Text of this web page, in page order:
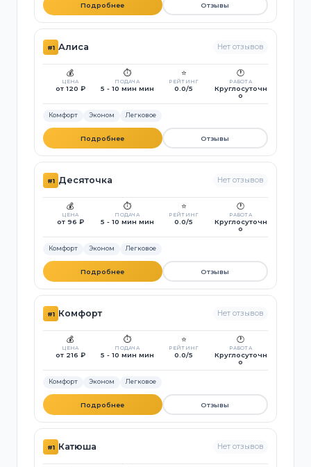
Подробнее Отзывы
#1 Алиса Нет отзывов
💰
ЦЕНА
от 120 ₽
⏱️
ПОДАЧА
5 - 10 мин мин
⭐
РЕЙТИНГ
0.0/5
🕐
РАБОТА
Круглосуточн
о
Комфорт Эконом Легковое
Подробнее Отзывы
#1 Десяточка Нет отзывов
💰
ЦЕНА
от 96 ₽
⏱️
ПОДАЧА
5 - 10 мин мин
⭐
РЕЙТИНГ
0.0/5
🕐
РАБОТА
Круглосуточн
о
Комфорт Эконом Легковое
Подробнее Отзывы
#1 Комфорт Нет отзывов
💰
ЦЕНА
от 216 ₽
⏱️
ПОДАЧА
5 - 10 мин мин
⭐
РЕЙТИНГ
0.0/5
🕐
РАБОТА
Круглосуточн
о
Комфорт Эконом Легковое
Подробнее Отзывы
#1 Катюша Нет отзывов